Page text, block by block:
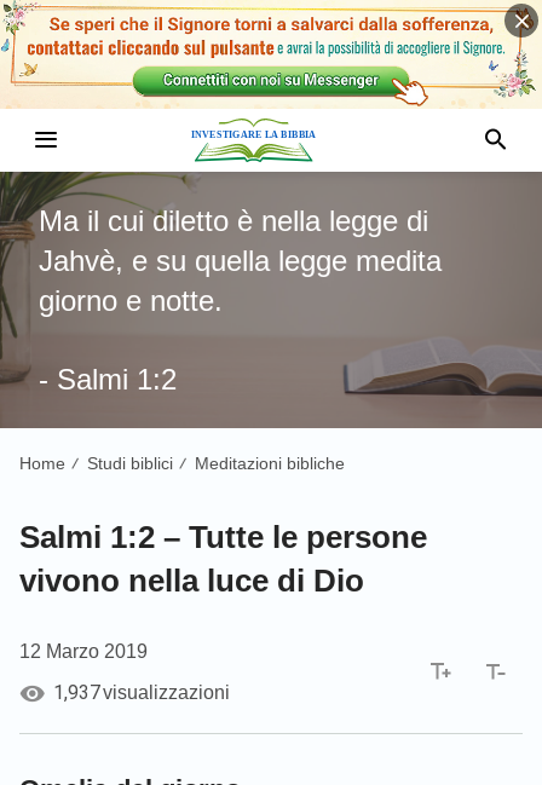
Ma il cui diletto è nella legge di
Jahvè, e su quella legge medita
giorno e notte.
- Salmi 1:2
Home / Studi biblici / Meditazioni bibliche
Salmi 1:2 – Tutte le persone
vivono nella luce di Dio
12 Marzo 2019
1,937visualizzazioni